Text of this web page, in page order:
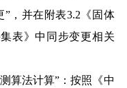
”，并在附表3.2《固体
表》中同步变更相关
算法计算”：按照《中